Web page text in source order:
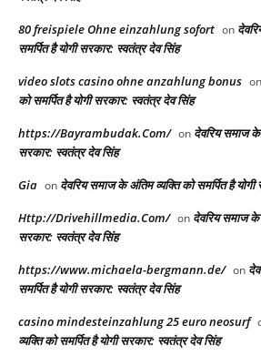
80 freispiele Ohne einzahlung sofort on
समर्पित है योगी सरकार: स्वतंत्र देव सिंह
video slots casino ohne anzahlung bonus on
को समर्पित है योगी सरकार: स्वतंत्र देव सिंह
https://Bayrambudak.Com/ on देवरिय समाज के
सरकार: स्वतंत्र देव सिंह
Gia on देवरिय समाज के अंतिम व्यक्ति को समर्पित है
Http://Drivehillmedia.Com/ on देवरिय समाज के
सरकार: स्वतंत्र देव सिंह
https://www.michaela-bergmann.de/ on
समर्पित है योगी सरकार: स्वतंत्र देव सिंह
casino mindesteinzahlung 25 euro neosurf
व्यक्ति को समर्पित है योगी सरकार: स्वतंत्र देव सिंह